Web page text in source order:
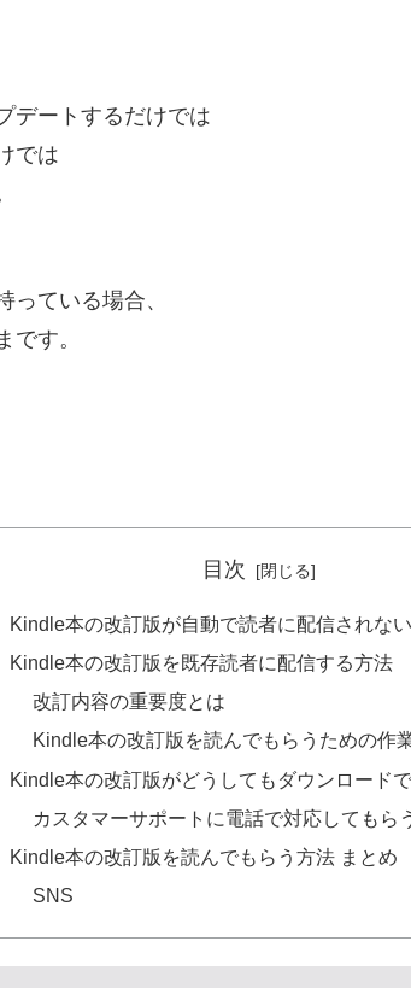
デートするだけでは
では
っている場合、
です。
目次
Kindle本の改訂版が自動で読者に配信されな
Kindle本の改訂版を既存読者に配信する方法
改訂内容の重要度とは
Kindle本の改訂版を読んでもらうための作
Kindle本の改訂版がどうしてもダウンロード
カスタマーサポートに電話で対応してもら
Kindle本の改訂版を読んでもらう方法 まとめ
SNS